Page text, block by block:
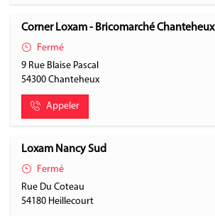
Corner Loxam - Bricomarché Chanteheux
Fermé
9 Rue Blaise Pascal
54300 Chanteheux
Appeler
Loxam Nancy Sud
Fermé
Rue Du Coteau
54180 Heillecourt